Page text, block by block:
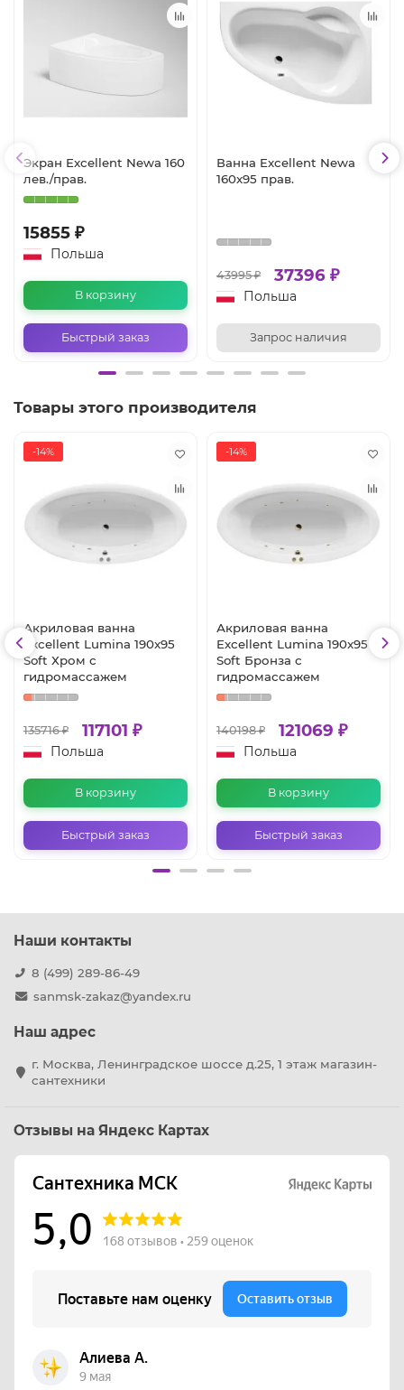
Экран Excellent Newa 160
лев./прав.
15855 ₽
Польша
В корзину
Быстрый заказ
Ванна Excellent Newa
160x95 прав.
43995 ₽ 37396 ₽
Польша
Запрос наличия
Товары этого производителя
-14%
Акриловая ванна
Excellent Lumina 190x95
Soft Хром с
гидромассажем
135716 ₽ 117101 ₽
Польша
В корзину
Быстрый заказ
-14%
Акриловая ванна
Excellent Lumina 190x95
Soft Бронза с
гидромассажем
140198 ₽ 121069 ₽
Польша
В корзину
Быстрый заказ
Наши контакты
8 (499) 289-86-49
sanmsk-zakaz@yandex.ru
Наш адрес
г. Москва, Ленинградское шоссе д.25, 1 этаж магазин-
сантехники
Отзывы на Яндекс Картах